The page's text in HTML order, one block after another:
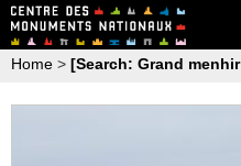
Home > [Search: Grand